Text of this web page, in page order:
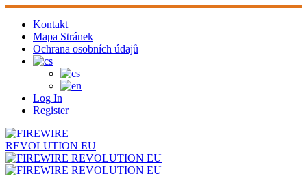
Kontakt
Mapa Stránek
Ochrana osobních údajů
Log In
Register